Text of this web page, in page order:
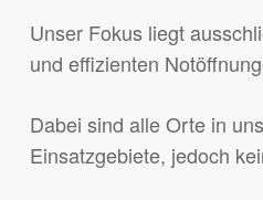
Unser Fokus liegt
und effizienten
Dabei sind alle Orte in
Einsatzgebiete, jedoch